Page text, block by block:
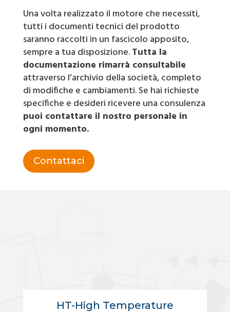
Una volta realizzato il motore che necessiti,
tutti i documenti tecnici del prodotto
saranno raccolti in un fascicolo apposito,
sempre a tua disposizione.Tutta la
documentazione rimarrà consultabile
attraverso l’archivio della società, completo
di modifiche e cambiamenti. Se hai richieste
specifiche e desideri ricevere una consulenza
puoi contattare il nostro personale in
ogni momento.
Contattaci
HT-High Temperature